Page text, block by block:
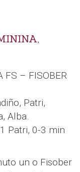
FS – FISOBER
Patri,
Alba.
Patri, 0-3 min
un o Fisober